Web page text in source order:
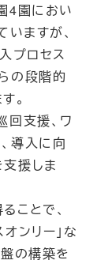
4園におい
ますが、
プロセス
の段階的
。
回支援、ワ
導入に向
援しま
ことで、
ンリー」な
の構築を